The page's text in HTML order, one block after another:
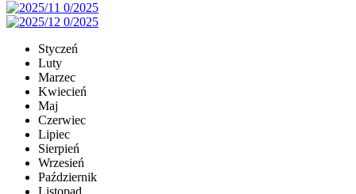
Styczeń
Luty
Marzec
Kwiecień
Maj
Czerwiec
Lipiec
Sierpień
Wrzesień
Październik